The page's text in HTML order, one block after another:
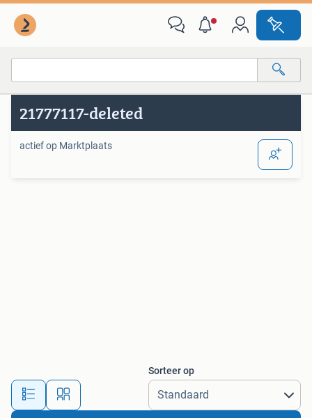
Alle afstanden…
Van deze adverteerder
21777117-deleted
actief op Marktplaats
Sorteer op